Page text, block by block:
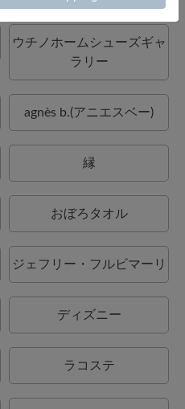
ウチノホームシューズギャ
ラリー
agnès b.(アニエスベー)
縁
おぼろタオル
ジェフリー・フルビマーリ
ディズニー
ラコステ